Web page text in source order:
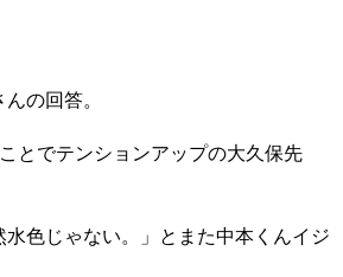
の回答。
とでテンションアップの大久保先
色じゃない。」とまた中本くんイジ